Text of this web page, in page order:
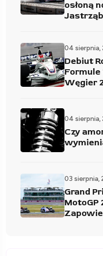
osłoną
04 sierpnia,
Debiut
Formule
Węgier
04 sierpnia,
Czy
03 sierpnia,
Grand
MotoGP